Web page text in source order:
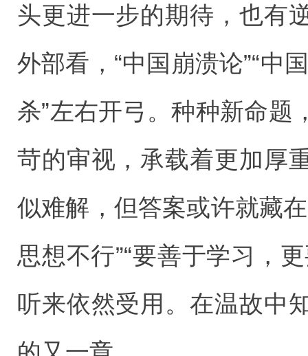
头更进一步的期待，也有
外部看，“中国崩溃论”“中
杀”左右开弓。种种新命题
苛的审视，承载着更加厚
似难解，但答案或许就藏
思想不行”“要善于学习，
听来依然受用。在温故中